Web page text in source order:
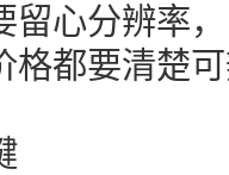
留心分辨率
格都要清楚